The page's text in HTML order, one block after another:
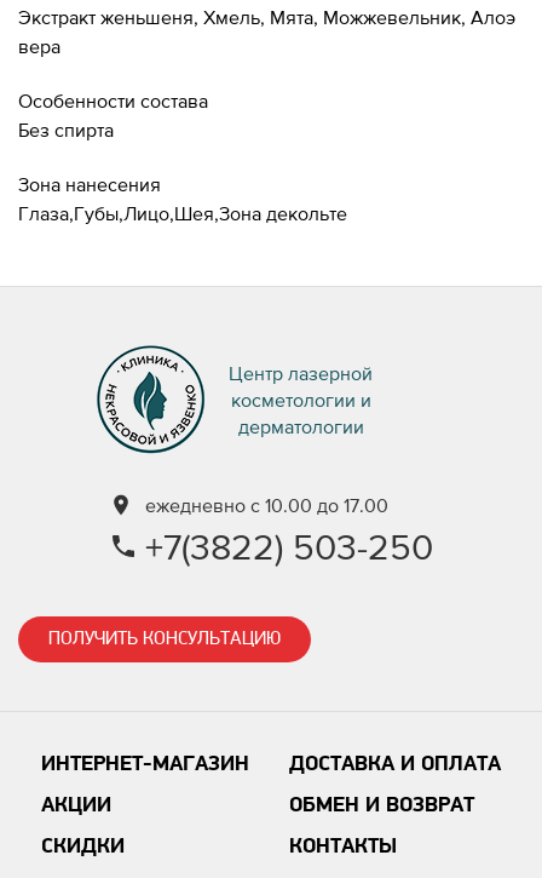
Экстракт женьшеня, Хмель, Мята, Можжевельник, Алоэ
вера
Особенности состава
Без спирта
Зона нанесения
Глаза,Губы,Лицо,Шея,Зона декольте
Центр лазерной
косметологии и
дерматологии
ежедневно с 10.00 до 17.00
+7(3822) 503-250
ИНТЕРНЕТ-МАГАЗИН
АКЦИИ
СКИДКИ
ДОСТАВКА И ОПЛАТА
ОБМЕН И ВОЗВРАТ
КОНТАКТЫ
ПОЛУЧИТЬ КОНСУЛЬТАЦИЮ